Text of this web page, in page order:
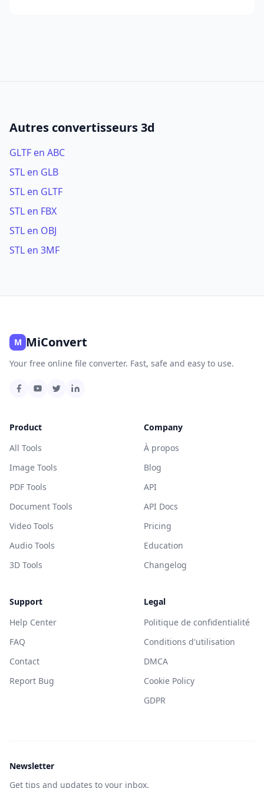
Autres convertisseurs 3d
GLTF en ABC
STL en GLB
STL en GLTF
STL en FBX
STL en OBJ
STL en 3MF
M MiConvert
Your free online file converter. Fast, safe and easy to use.
Product
All Tools
Image Tools
PDF Tools
Document Tools
Video Tools
Audio Tools
3D Tools
Company
À propos
Blog
API
API Docs
Pricing
Education
Changelog
Support
Help Center
FAQ
Contact
Report Bug
Legal
Politique de confidentialité
Conditions d'utilisation
DMCA
Cookie Policy
GDPR
Newsletter
Get tips and updates to your inbox.